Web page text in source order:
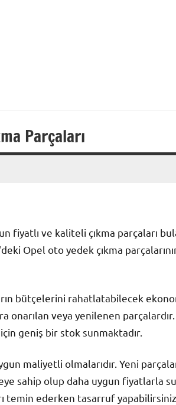
Parçaları
fiyatlı ve kaliteli çıkma parçaları
Opel oto yedek çıkma
bütçelerini rahatlatabilecek
onarılan veya yenilenen
geniş bir stok sunmaktadır.
maliyetli olmalarıdır. Yeni
sahip olup daha uygun fiyatlarla
temin ederken tasarruf yapabilirsiniz.